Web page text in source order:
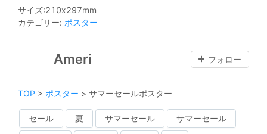
サイズ:210x297mm
カテゴリー: ポスター
Ameri フォロー
TOP > ポスター > サマーセールポスター
セール 夏 サマーセール サマーセール